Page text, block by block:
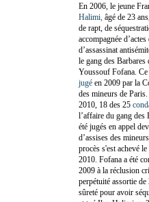
En 2006, le jeune
Halimi, âgé de 23
de rapt, de
accompagnée
d’assassinat
le gang des Barbares
Youssouf Fofana. Ce
jugé en 2009 par la
des mineurs de
2010, 18 des 25
l’affaire du gang des
été jugés en appel
d’assises des
procès s'est achevé
2010. Fofana a été c
2009 à la réclusion
perpétuité assortie de
sûreté pour avoir